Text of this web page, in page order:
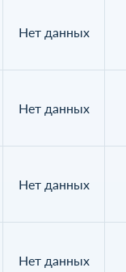
Нет данных
Нет данных
Нет данных
Нет данных